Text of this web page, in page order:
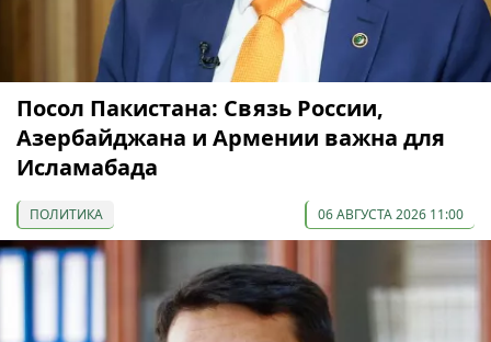
Посол Пакистана: Связь России,
Азербайджана и Армении важна для
Исламабада
ПОЛИТИКА 06 АВГУСТА 2026 11:00